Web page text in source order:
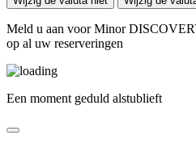
Meld u aan voor Minor
op al uw reserveringen
Een moment geduld alstublieft